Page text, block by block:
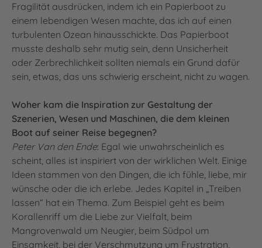
Fragilität ausdrücken, indem ich ein Papierboot zu
einem lebendigen Wesen machte, das ich auf einen
turbulenten Ozean hinausschickte. Das Papierboot
musste deshalb sehr mutig sein, denn Unsicherheit
oder Zerbrechlichkeit sollten niemals ein Grund dafür
sein, etwas, das uns schwierig erscheint, nicht zu wagen.
Woher kam die Inspiration zur Gestaltung der
Szenerien, Wesen und Maschinen, die dem kleinen
Boot auf seiner Reise begegnen?
Peter Van den Ende: Egal wie unwahrscheinlich es
scheint, alles ist inspiriert von der wirklichen Welt. Einige
Ideen stammen von den Dingen, die ich fühle, liebe, mir
wünsche oder die ich erlebe. Jedes Kapitel in „Treiben
lassen“ hat ein Thema. Zum Beispiel geht es beim
Korallenriff um die Liebe zur Vielfalt, beim
Mangrovenwald um Neugier, beim Südpol um
Einsamkeit, bei der Verschmutzung um Frustration,